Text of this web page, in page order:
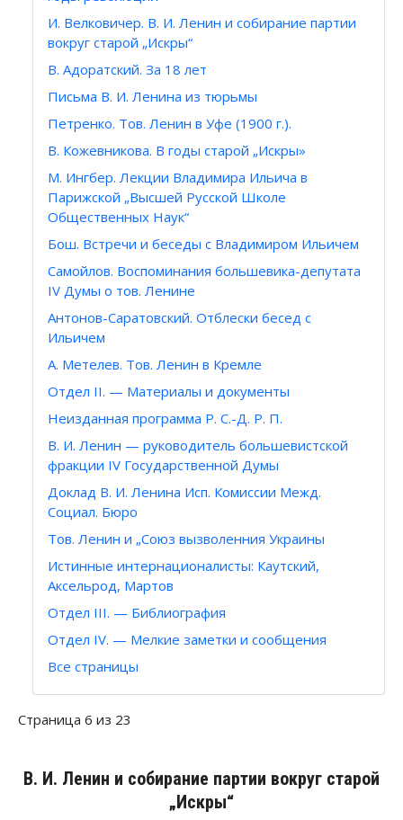
И. Велковичер. В. И. Ленин и собирание партии
вокруг старой „Искры“
В. Адоратский. За 18 лет
Письма В. И. Ленина из тюрьмы
Петренко. Тов. Ленин в Уфе (1900 г.).
В. Кожевникова. В годы старой „Искры»
М. Ингбер. Лекции Владимира Ильича в
Парижской „Высшей Русской Школе
Общественных Наук“
Бош. Встречи и беседы с Владимиром Ильичем
Самойлов. Воспоминания большевика-депутата
IV Думы о тов. Ленине
Антонов-Саратовский. Отблески бесед с
Ильичем
А. Метелев. Тов. Ленин в Кремле
Отдел II. — Материалы и документы
Неизданная программа Р. С.-Д. Р. П.
В. И. Ленин — руководитель большевистской
фракции IV Государственной Думы
Доклад В. И. Ленина Исп. Комиссии Межд.
Социал. Бюро
Тов. Ленин и „Союз вызволенния Украины
Истинные интернационалисты: Каутский,
Аксельрод, Мартов
Отдел III. — Библиография
Отдел IV. — Мелкие заметки и сообщения
Все страницы
Страница 6 из 23
В. И. Ленин и собирание партии вокруг старой
„Искры“